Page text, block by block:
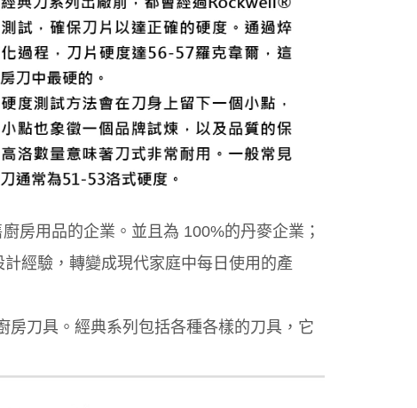
房用品的企業。並且為 100%的丹麥企業；
經驗，轉變成現代家庭中每日使用的產
房刀具。經典系列包括各種各樣的刀具，它